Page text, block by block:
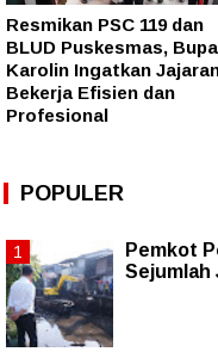
Resmikan PSC 119 dan
BLUD Puskesmas,
Karolin Ingatkan
Bekerja Efisien dan
Profesional
POPULER
Pemkot
Sejumlah